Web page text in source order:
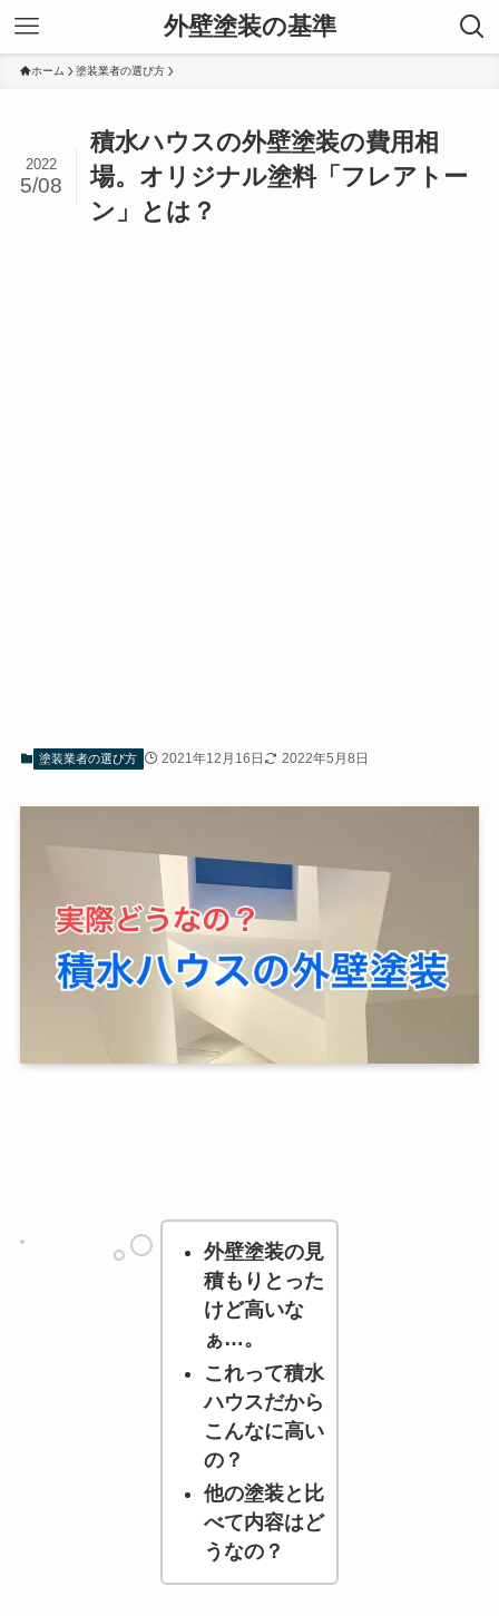
外壁塗装の基準
ホーム 塗装業者の選び方
積水ハウスの外壁塗装の費用相
場。オリジナル塗料「フレアトー
ン」とは？
2022
5/08
塗装業者の選び方 2021年12月16日 2022年5月8日
外壁塗装の見
積もりとった
けど高いな
ぁ…。
これって積水
ハウスだから
こんなに高い
の？
他の塗装と比
べて内容はど
うなの？